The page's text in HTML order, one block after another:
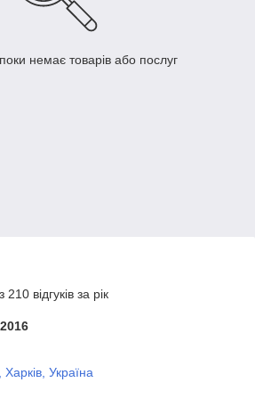
немає товарів або послуг
відгуків за рік
Україна